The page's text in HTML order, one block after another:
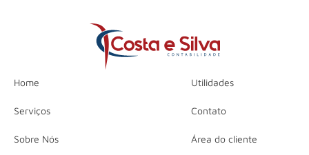
Home
Serviços
Sobre Nós
Utilidades
Contato
Área do cliente